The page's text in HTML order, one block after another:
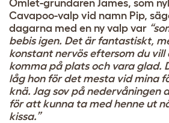
Omlet-grundaren James, som
Cavapoo-valp vid namn Pip,
dagarna med en ny valp var
bebis igen. Det är fantastiskt,
konstant nervös eftersom du
komma på plats och vara glad.
låg hon för det mesta vid mina
knä. Jag sov på nedervåningen
för att kunna ta med henne ut
kissa.”